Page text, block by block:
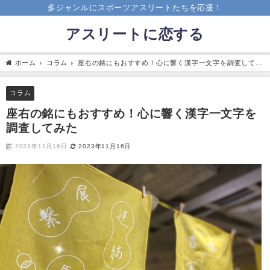
多ジャンルにスポーツアスリートたちを応援！
アスリートに恋する
ホーム コラム
座右の銘にもおすすめ！心に響く漢字一文字を調査してみ
た
コラム
座右の銘にもおすすめ！心に響く漢字一文字を
調査してみた
2023年11月16日 2023年11月16日